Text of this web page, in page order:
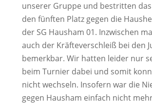
unserer Gruppe und bestritten
den fünften Platz gegen die
der SG Hausham 01. Inzwischen
auch der Kräfteverschleiß bei den
bemerkbar. Wir hatten leider nur
beim Turnier dabei und somit
nicht wechseln. Insofern war die
gegen Hausham einfach nicht